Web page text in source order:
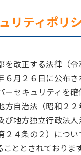
リティポリ
を改正する法律（令
６月２６日に公布
ーセキュリティを
方自治法（昭和２２
び地方独立行政法
２４条の２）につい
ととされております